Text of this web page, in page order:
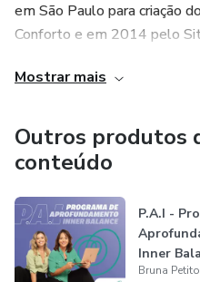
em São Paulo para criação
Conforto e em 2014 pelo
festival internacional.
cursos e palestras sobre
Mostrar mais
Outros produtos
conteúdo
P.A.I -
Inner
Bruna Petito